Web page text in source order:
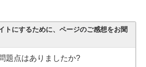
トにするために、ページのご感想をお聞
題点はありましたか?